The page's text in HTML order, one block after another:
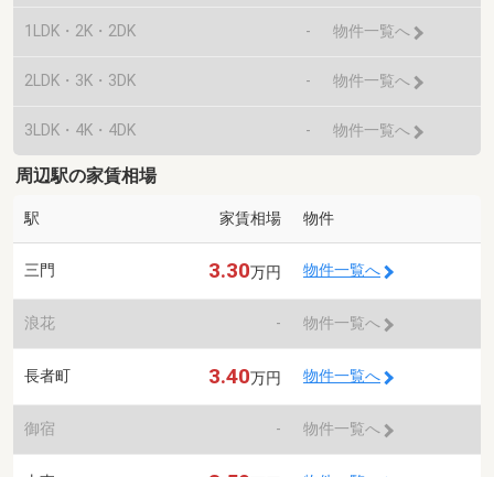
1LDK・2K・2DK - 物件一覧へ
2LDK・3K・3DK - 物件一覧へ
3LDK・4K・4DK - 物件一覧へ
周辺駅の家賃相場
駅 家賃相場 物件
三門 3.30万円 物件一覧へ
浪花 - 物件一覧へ
長者町 3.40万円 物件一覧へ
御宿 - 物件一覧へ